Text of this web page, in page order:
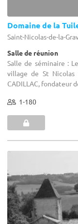
Domaine de la
Saint-Nicolas-de-la-
Salle de réunion
Salle de séminaire :
village de St Nicolas
CADILLAC, fondateur
1-180